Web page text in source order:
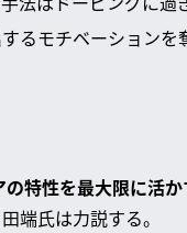
るモチベーション
特性を最大限に活
端氏は力説する。